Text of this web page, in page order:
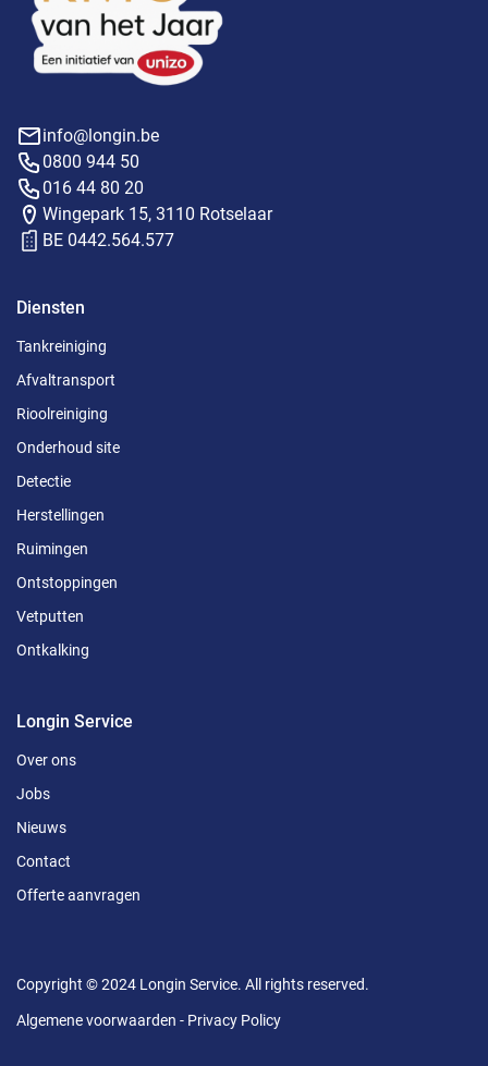
info@longin.be
0800 944 50
016 44 80 20
Wingepark 15, 3110 Rotselaar
BE 0442.564.577
Diensten
Tankreiniging
Afvaltransport
Rioolreiniging
Onderhoud site
Detectie
Herstellingen
Ruimingen
Ontstoppingen
Vetputten
Ontkalking
Longin Service
Over ons
Jobs
Nieuws
Contact
Offerte aanvragen
Copyright © 2024 Longin Service. All rights reserved.
Algemene voorwaarden - Privacy Policy